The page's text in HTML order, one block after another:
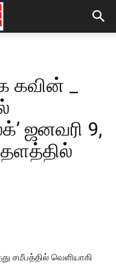
கவின் _
ஜனவரி 9,
தளத்தில்
சமீபத்தில் வெளியாகி